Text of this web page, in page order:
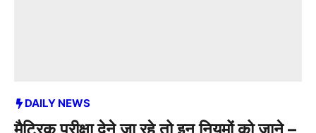
DAILY NEWS
मैट्रिक परीक्षा देने जा रहे तो इन नियमों को जाने –